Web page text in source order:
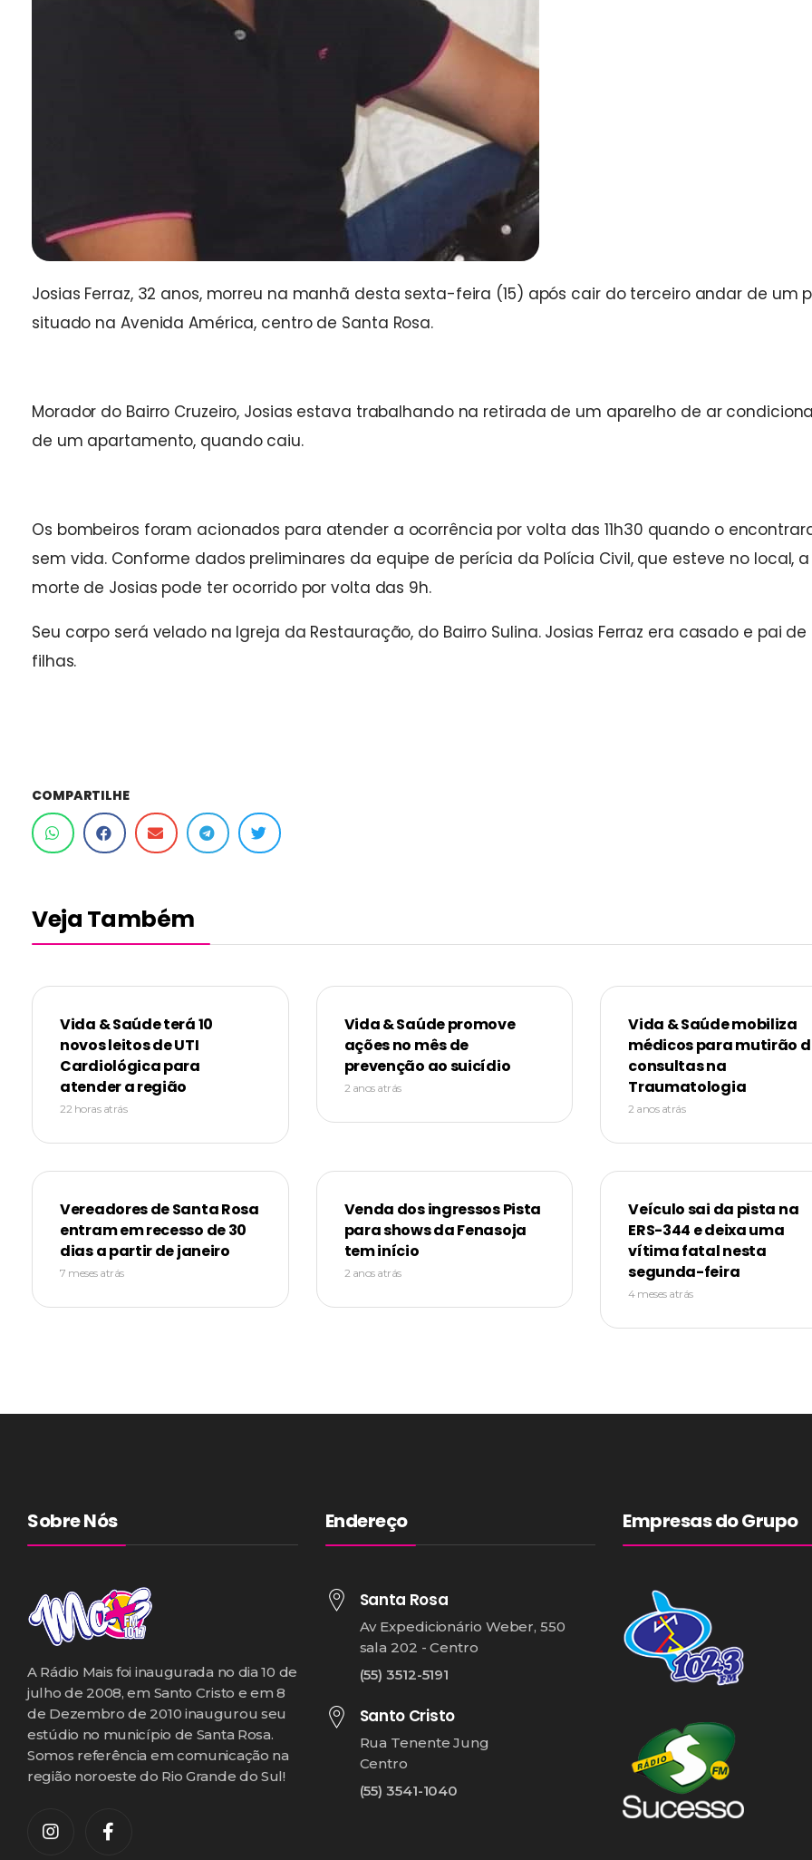
Josias Ferraz, 32 anos, morreu na manhã desta sexta-feira (15) após cair do terceiro andar de um
situado na Avenida América, centro de Santa Rosa.
Morador do Bairro Cruzeiro, Josias estava trabalhando na retirada de um aparelho de ar
de um apartamento, quando caiu.
Os bombeiros foram acionados para atender a ocorrência por volta das 11h30 quando o
sem vida. Conforme dados preliminares da equipe de perícia da Polícia Civil, que esteve no local, a
morte de Josias pode ter ocorrido por volta das 9h.
Seu corpo será velado na Igreja da Restauração, do Bairro Sulina. Josias Ferraz era casado e pai
filhas.
COMPARTILHE
Veja Também
Vida & Saúde terá 10
novos leitos de UTI
Cardiológica para
atender a região
22 horas atrás
Vida & Saúde promove
ações no mês de
prevenção ao suicídio
2 anos atrás
Vida & Saúde mobiliza
médicos para mutirão
consultas na
Traumatologia
2 anos atrás
Vereadores de Santa Rosa
entram em recesso de 30
dias a partir de janeiro
7 meses atrás
Venda dos ingressos Pista
para shows da Fenasoja
tem início
2 anos atrás
Veículo sai da pista na
ERS-344 e deixa uma
vítima fatal nesta
segunda-feira
4 meses atrás
Sobre Nós
A Rádio Mais foi inaugurada no dia 10 de
julho de 2008, em Santo Cristo e em 8
de Dezembro de 2010 inaugurou seu
estúdio no município de Santa Rosa.
Somos referência em comunicação na
região noroeste do Rio Grande do Sul!
Endereço
Santa Rosa
Av Expedicionário Weber, 550
sala 202 - Centro
(55) 3512-5191
Santo Cristo
Rua Tenente Jung
Centro
(55) 3541-1040
Empresas do Grupo